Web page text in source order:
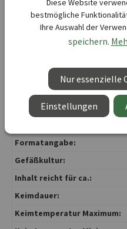
Reihen:
Aussaattiefe ca.:
Erntezeit:
Formatangabe:
Gefäßkultur:
Inhalt reicht für ca.:
Keimdauer:
Keimtemperatur Maximum:
Diese Website
bestmögliche
Ihre Auswahl der
speichern.
Nur essenzielle
Einstellungen